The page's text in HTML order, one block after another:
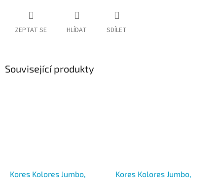
ZEPTAT SE HLÍDAT SDÍLET
Související produkty
Kores Kolores Jumbo,
Kores Kolores Jumbo,